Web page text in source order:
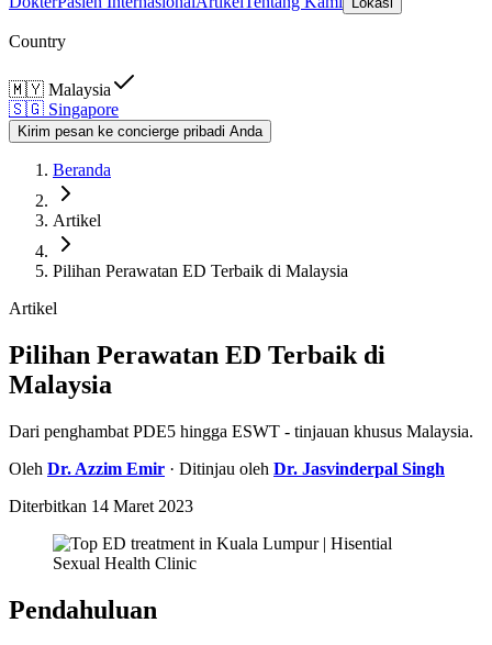
Country
🇲🇾 Malaysia
🇸🇬 Singapore
Kirim pesan ke concierge pribadi Anda
Beranda
Artikel
Pilihan Perawatan ED Terbaik di Malaysia
Artikel
Pilihan Perawatan ED Terbaik di
Malaysia
Dari penghambat PDE5 hingga ESWT - tinjauan khusus Malaysia.
Oleh Dr. Azzim Emir · Ditinjau oleh Dr. Jasvinderpal Singh
Diterbitkan 14 Maret 2023
Pendahuluan